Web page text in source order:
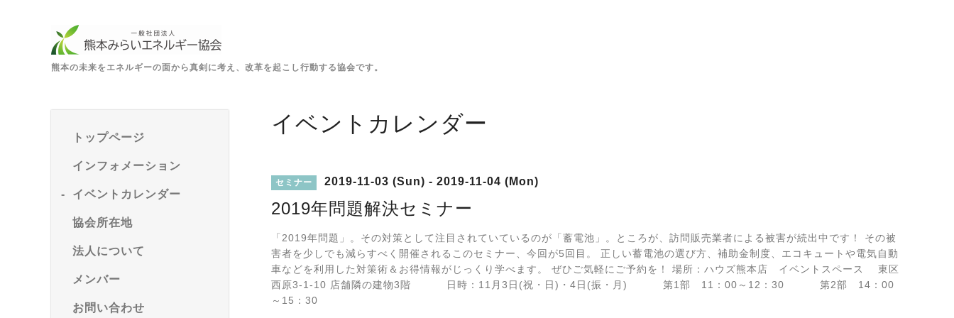
熊本の未来をエネルギーの面から真剣に考え、改革を起こし行動する協会です。
トップページ
インフォメーション
イベントカレンダー
協会所在地
法人について
メンバー
お問い合わせ
イベントカレンダー
セミナー 2019-11-03 (Sun) - 2019-11-04 (Mon)
2019年問題解決セミナー
「2019年問題」。その対策として注目されていているのが「蓄電池」。ところが、訪問販売業者による被害が続出中です！ その被
害者を少しでも減らすべく開催されるこのセミナー、今回が5回目。 正しい蓄電池の選び方、補助金制度、エコキュートや電気自動
車などを利用した対策術＆お得情報がじっくり学べます。 ぜひご気軽にご予約を！ 場所：ハウズ熊本店 イベントスペース 東区
西原3-1-10 店舗隣の建物3階 日時：11月3日(祝・日)・4日(振・月) 第1部 11：00～12：30 第2部 14：00
～15：30